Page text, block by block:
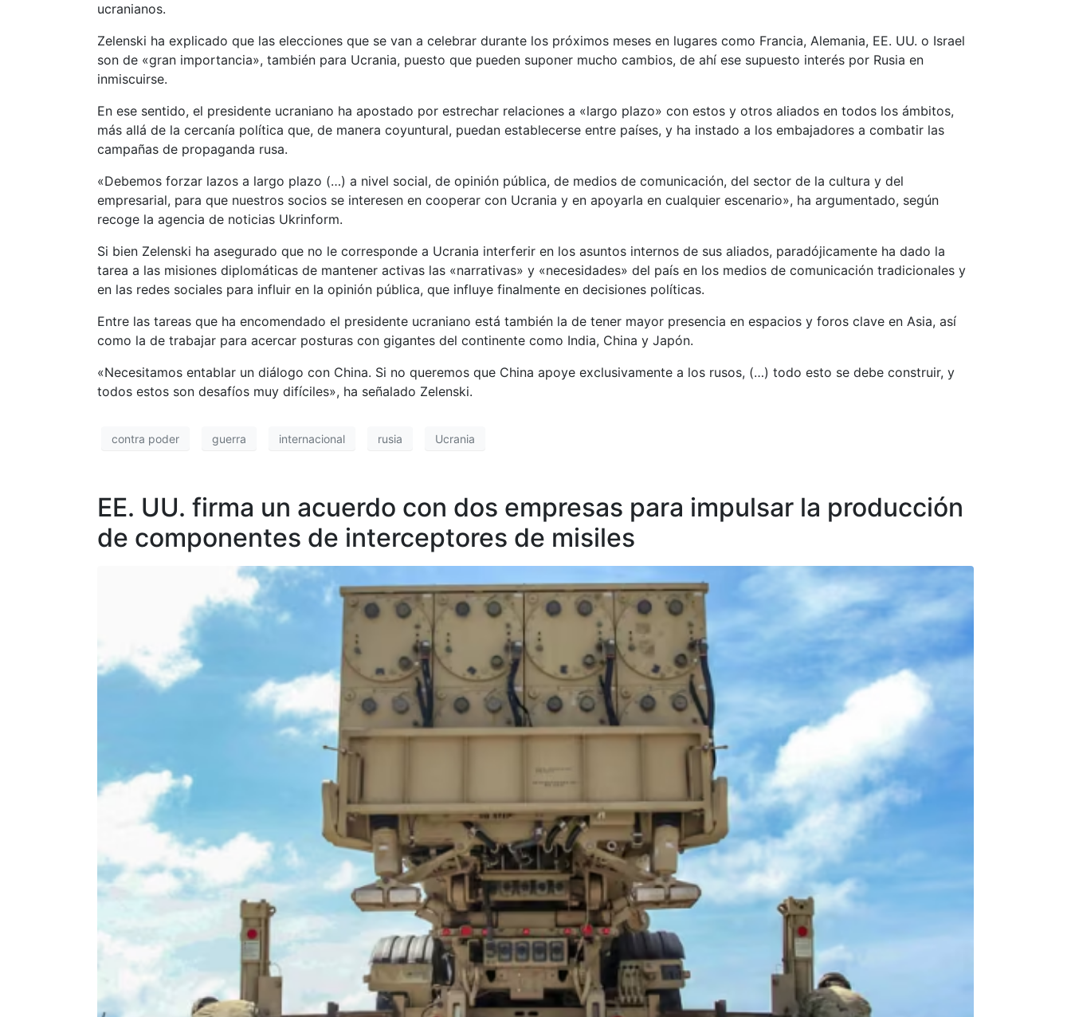
ucranianos.
Zelenski ha explicado que las elecciones que se van a celebrar durante los próximos meses en lugares como Francia, Alemania, EE. UU. o Israel
son de «gran importancia», también para Ucrania, puesto que pueden suponer mucho cambios, de ahí ese supuesto interés por Rusia en
inmiscuirse.
En ese sentido, el presidente ucraniano ha apostado por estrechar relaciones a «largo plazo» con estos y otros aliados en todos los ámbitos,
más allá de la cercanía política que, de manera coyuntural, puedan establecerse entre países, y ha instado a los embajadores a combatir las
campañas de propaganda rusa.
«Debemos forzar lazos a largo plazo (…) a nivel social, de opinión pública, de medios de comunicación, del sector de la cultura y del
empresarial, para que nuestros socios se interesen en cooperar con Ucrania y en apoyarla en cualquier escenario», ha argumentado, según
recoge la agencia de noticias Ukrinform.
Si bien Zelenski ha asegurado que no le corresponde a Ucrania interferir en los asuntos internos de sus aliados, paradójicamente ha dado la
tarea a las misiones diplomáticas de mantener activas las «narrativas» y «necesidades» del país en los medios de comunicación tradicionales y
en las redes sociales para influir en la opinión pública, que influye finalmente en decisiones políticas.
Entre las tareas que ha encomendado el presidente ucraniano está también la de tener mayor presencia en espacios y foros clave en Asia, así
como la de trabajar para acercar posturas con gigantes del continente como India, China y Japón.
«Necesitamos entablar un diálogo con China. Si no queremos que China apoye exclusivamente a los rusos, (…) todo esto se debe construir, y
todos estos son desafíos muy difíciles», ha señalado Zelenski.
contra poder guerra internacional rusia Ucrania
EE. UU. firma un acuerdo con dos empresas para impulsar la producción
de componentes de interceptores de misiles